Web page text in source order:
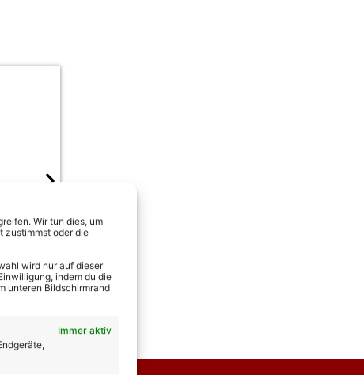
Wir tun dies, um
zustimmst oder die
wird nur auf dieser
indem du die
unteren Bildschirmrand
Immer aktiv